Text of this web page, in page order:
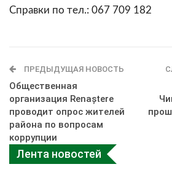
Справки по тел.: 067 709 182
ПРЕДЫДУЩАЯ НОВОСТЬ
Общественная
организация Renaștere
проводит опрос жителей
района по вопросам
коррупции
Лента новостей